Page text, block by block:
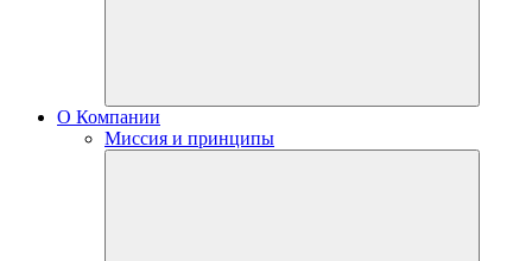
О Компании
Миссия и принципы